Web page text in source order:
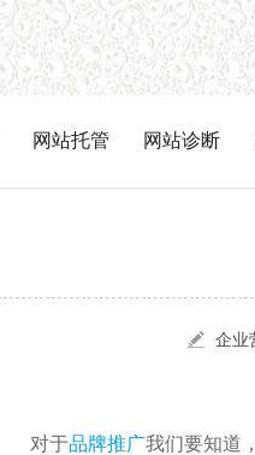
网站托管 网站诊断
企业
对于品牌推广我们要知道